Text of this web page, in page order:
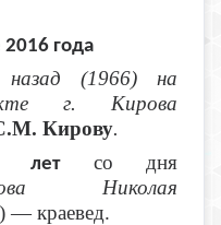
года
(1966) на
г. Кирова
Кирову.
летсо дня
Николая
— краевед.